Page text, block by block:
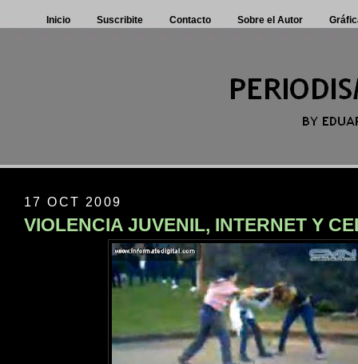
Inicio Suscribite Contacto Sobre el Autor
17 OCT 2009
VIOLENCIA JUVENIL, INTERNET Y